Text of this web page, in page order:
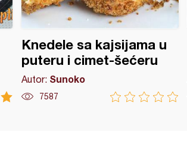
Knedele sa kajsijama u
puteru i cimet-šećeru
Autor: Sunoko
7587